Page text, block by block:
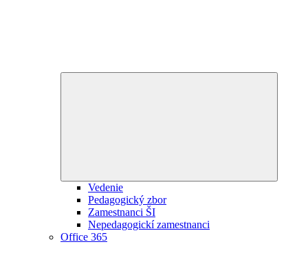
Vedenie
Pedagogický zbor
Zamestnanci ŠI
Nepedagogickí zamestnanci
Office 365